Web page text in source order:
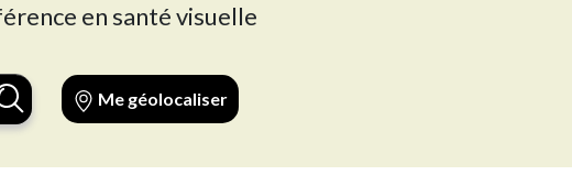
en santé visuelle
Me géolocaliser